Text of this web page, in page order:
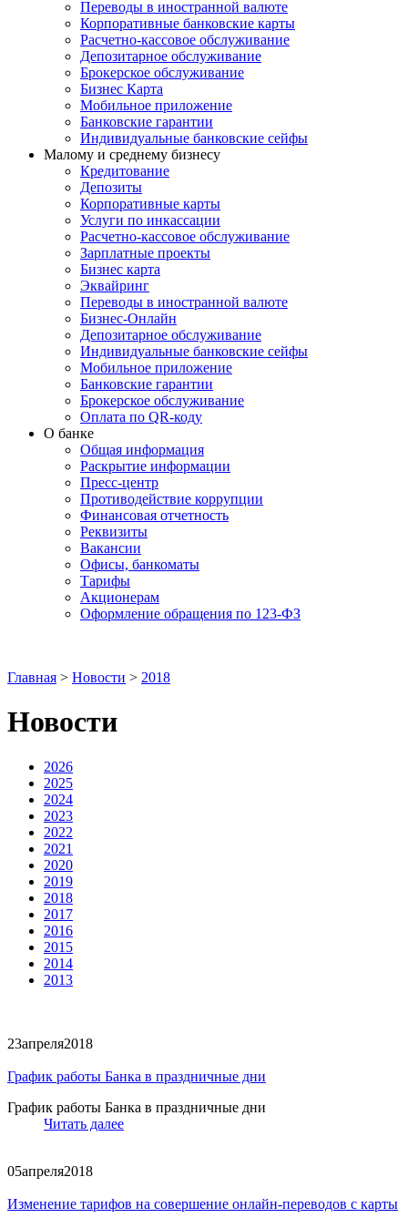
Переводы в иностранной валюте
Корпоративные банковские карты
Расчетно-кассовое обслуживание
Депозитарное обслуживание
Брокерское обслуживание
Бизнес Карта
Мобильное приложение
Банковские гарантии
Индивидуальные банковские сейфы
Малому и среднему бизнесу
Кредитование
Депозиты
Корпоративные карты
Услуги по инкассации
Расчетно-кассовое обслуживание
Зарплатные проекты
Бизнес карта
Эквайринг
Переводы в иностранной валюте
Бизнес-Онлайн
Депозитарное обслуживание
Индивидуальные банковские сейфы
Мобильное приложение
Банковские гарантии
Брокерское обслуживание
Оплата по QR-коду
О банке
Общая информация
Раскрытие информации
Пресс-центр
Противодействие коррупции
Финансовая отчетность
Реквизиты
Вакансии
Офисы, банкоматы
Тарифы
Акционерам
Оформление обращения по 123-ФЗ
Главная > Новости > 2018
Новости
2026
2025
2024
2023
2022
2021
2020
2019
2018
2017
2016
2015
2014
2013
23апреля2018
График работы Банка в праздничные дни
График работы Банка в праздничные дни
Читать далее
05апреля2018
Изменение тарифов на совершение онлайн-переводов с карты